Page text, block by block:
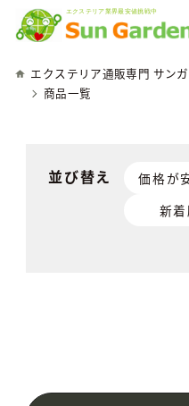
エクステリア通販専門 サン
商品一覧
並び替え 価格が
新着